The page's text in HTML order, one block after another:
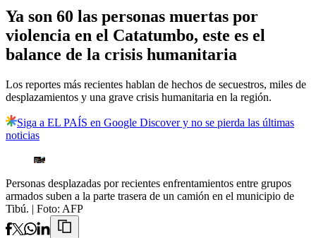
Ya son 60 las personas muertas por
violencia en el Catatumbo, este es el
balance de la crisis humanitaria
Los reportes más recientes hablan de hechos de secuestros, miles de
desplazamientos y una grave crisis humanitaria en la región.
Siga a EL PAÍS en Google Discover y no se pierda las últimas
noticias
Personas desplazadas por recientes enfrentamientos entre grupos
armados suben a la parte trasera de un camión en el municipio de
Tibú. | Foto: AFP